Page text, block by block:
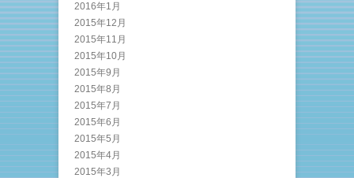
2016年1月
2015年12月
2015年11月
2015年10月
2015年9月
2015年8月
2015年7月
2015年6月
2015年5月
2015年4月
2015年3月